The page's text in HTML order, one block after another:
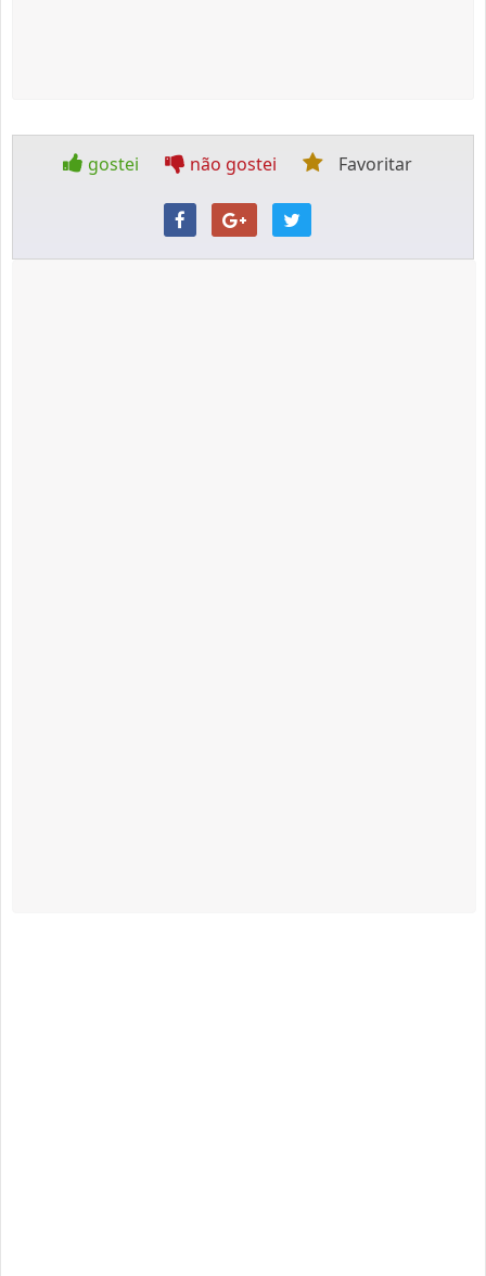
gostei não gostei Favoritar